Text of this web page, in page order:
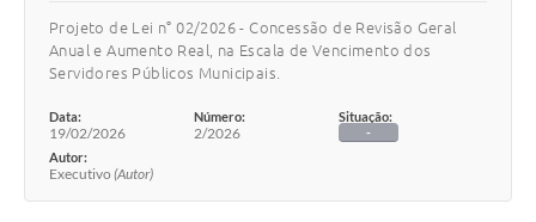
Projeto de Lei n° 02/2026 - Concessão de Revisão Geral
Anual e Aumento Real, na Escala de Vencimento dos
Servidores Públicos Municipais.
Data:
19/02/2026
Número:
2/2026
Situação:
-
Autor:
Executivo (Autor)